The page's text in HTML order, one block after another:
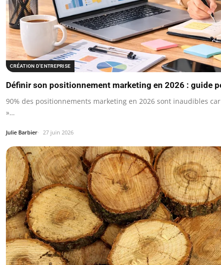
CRÉATION D'ENTREPRISE
Définir son positionnement marketing en 2026 : guide
90% des positionnements marketing en 2026 sont inaudibles
»…
Julie Barbier 27 juin 2026